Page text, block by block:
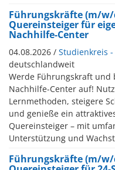
Führungskräfte (m/w/
Quereinsteiger für
Nachhilfe-Center
04.08.2026 / Studienkreis
deutschlandweit
Werde Führungskraft und
Nachhilfe-Center auf!
Lernmethoden, steigere
und genieße ein
Quereinsteiger – mit
Unterstützung und
Führungskräfte (m/w/